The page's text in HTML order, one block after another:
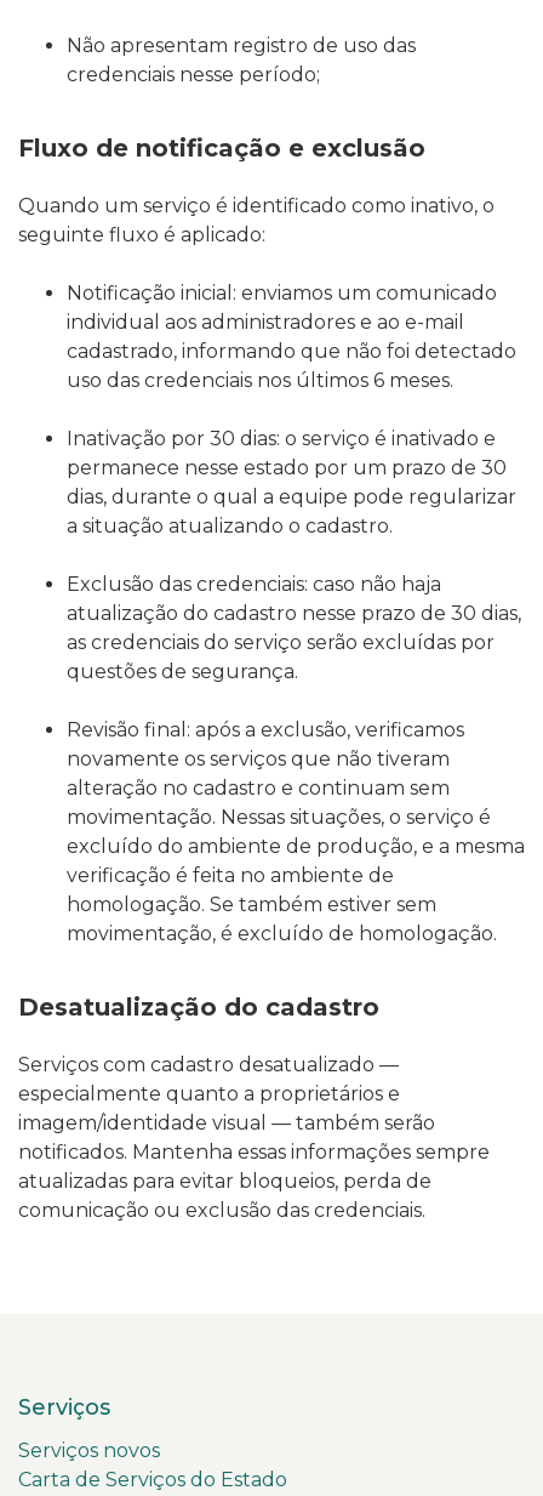
Não apresentam registro de uso das
credenciais nesse período;
Fluxo de notificação e exclusão
Quando um serviço é identificado como inativo, o
seguinte fluxo é aplicado:
Notificação inicial: enviamos um comunicado
individual aos administradores e ao e-mail
cadastrado, informando que não foi detectado
uso das credenciais nos últimos 6 meses.
Inativação por 30 dias: o serviço é inativado e
permanece nesse estado por um prazo de 30
dias, durante o qual a equipe pode regularizar
a situação atualizando o cadastro.
Exclusão das credenciais: caso não haja
atualização do cadastro nesse prazo de 30 dias,
as credenciais do serviço serão excluídas por
questões de segurança.
Revisão final: após a exclusão, verificamos
novamente os serviços que não tiveram
alteração no cadastro e continuam sem
movimentação. Nessas situações, o serviço é
excluído do ambiente de produção, e a mesma
verificação é feita no ambiente de
homologação. Se também estiver sem
movimentação, é excluído de homologação.
Desatualização do cadastro
Serviços com cadastro desatualizado —
especialmente quanto a proprietários e
imagem/identidade visual — também serão
notificados. Mantenha essas informações sempre
atualizadas para evitar bloqueios, perda de
comunicação ou exclusão das credenciais.
Serviços
Serviços novos
Carta de Serviços do Estado